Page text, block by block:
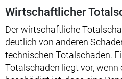
Wirtschaftlicher
Der wirtschaftliche
deutlich von anderen
technischen Totalschaden.
Totalschaden liegt vor,